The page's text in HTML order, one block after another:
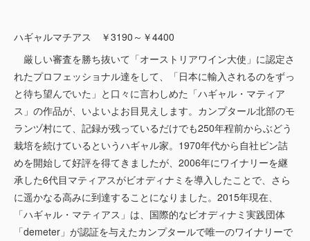
ハギャルマチアス ￥3190～￥4400
厳しい審査を勝ち抜いて「オーストリアワイン大使」に認定さ
れたプロフェッショナル達をして、「日本に輸入されるのをずっ
と待ち望んでいた」と口々に言わしめた「ハギャル・マティア
ス」の作品が、いよいよお目見えします。カンプタール北部のモ
ランヅ村にて、記録が残っているだけでも250年程前からぶどう
栽培を続けているというハギャル家。1970年代から自社ビン詰
めを開始して好評を得てきましたが、2006年にワイナリーを継
承した6代目マティアスがビオディナミを導入したことで、さら
に遥かなる高みに到達することになりました。2015年現在、
「ハギャル・マティアス」は、国際的なビオディナミ実践団体
「demeter」が認証を与えたカンプタールで唯一のワイナリーで